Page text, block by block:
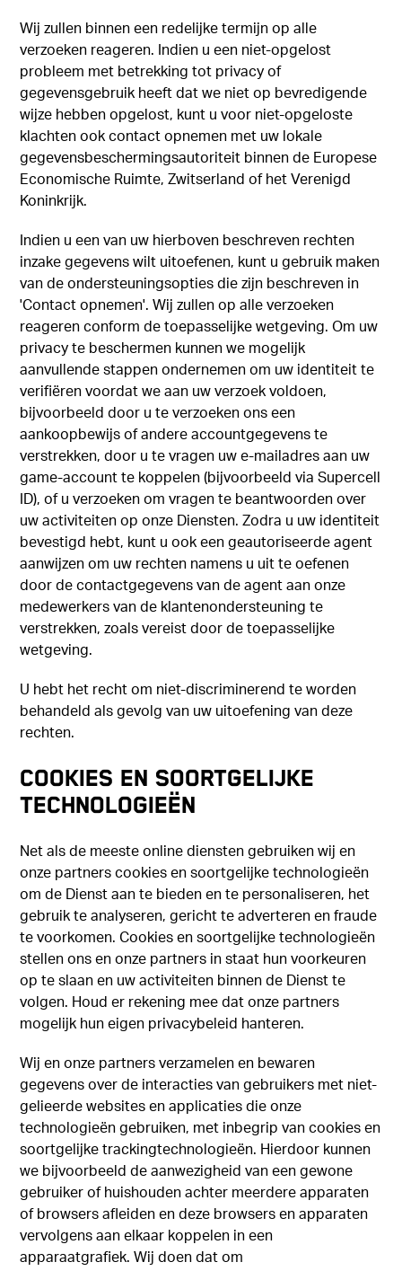
Wij zullen binnen een redelijke termijn op alle
verzoeken reageren. Indien u een niet-opgelost
probleem met betrekking tot privacy of
gegevensgebruik heeft dat we niet op bevredigende
wijze hebben opgelost, kunt u voor niet-opgeloste
klachten ook contact opnemen met uw lokale
gegevensbeschermingsautoriteit binnen de Europese
Economische Ruimte, Zwitserland of het Verenigd
Koninkrijk.
Indien u een van uw hierboven beschreven rechten
inzake gegevens wilt uitoefenen, kunt u gebruik maken
van de ondersteuningsopties die zijn beschreven in
'Contact opnemen'. Wij zullen op alle verzoeken
reageren conform de toepasselijke wetgeving. Om uw
privacy te beschermen kunnen we mogelijk
aanvullende stappen ondernemen om uw identiteit te
verifiëren voordat we aan uw verzoek voldoen,
bijvoorbeeld door u te verzoeken ons een
aankoopbewijs of andere accountgegevens te
verstrekken, door u te vragen uw e-mailadres aan uw
game-account te koppelen (bijvoorbeeld via Supercell
ID), of u verzoeken om vragen te beantwoorden over
uw activiteiten op onze Diensten. Zodra u uw identiteit
bevestigd hebt, kunt u ook een geautoriseerde agent
aanwijzen om uw rechten namens u uit te oefenen
door de contactgegevens van de agent aan onze
medewerkers van de klantenondersteuning te
verstrekken, zoals vereist door de toepasselijke
wetgeving.
U hebt het recht om niet-discriminerend te worden
behandeld als gevolg van uw uitoefening van deze
rechten.
COOKIES EN SOORTGELIJKE
TECHNOLOGIEËN
Net als de meeste online diensten gebruiken wij en
onze partners cookies en soortgelijke technologieën
om de Dienst aan te bieden en te personaliseren, het
gebruik te analyseren, gericht te adverteren en fraude
te voorkomen. Cookies en soortgelijke technologieën
stellen ons en onze partners in staat hun voorkeuren
op te slaan en uw activiteiten binnen de Dienst te
volgen. Houd er rekening mee dat onze partners
mogelijk hun eigen privacybeleid hanteren.
Wij en onze partners verzamelen en bewaren
gegevens over de interacties van gebruikers met niet-
gelieerde websites en applicaties die onze
technologieën gebruiken, met inbegrip van cookies en
soortgelijke trackingtechnologieën. Hierdoor kunnen
we bijvoorbeeld de aanwezigheid van een gewone
gebruiker of huishouden achter meerdere apparaten
of browsers afleiden en deze browsers en apparaten
vervolgens aan elkaar koppelen in een
apparaatgrafiek. Wij doen dat om